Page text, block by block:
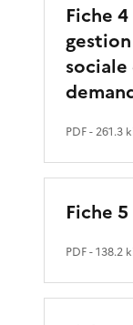
Fiche
PDF- 261.3
Fiche
PDF- 138.2